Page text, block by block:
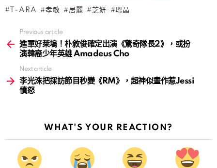
T-ARA 孝敏 居麗 芝妍 𤨒晶
more
Previous article
進軍好萊塢！朴敘俊確定出演《驚奇隊長2》，或扮
演韓裔少年英雄 Amadeus Cho
Next article
李光洙把採訪節目秒變《RM》，超神似畫作惹Jessi
憤怒
WHAT'S YOUR REACTION?